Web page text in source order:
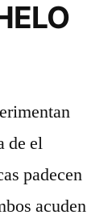
de el
padecen
acuden